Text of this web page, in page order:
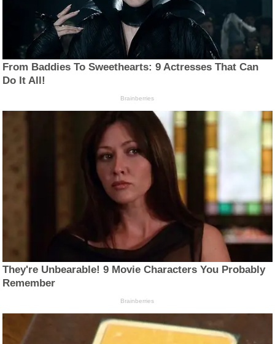
From Baddies To Sweethearts: 9 Actresses That Can
Do It All!
Brainberries
They're Unbearable! 9 Movie Characters You Probably
Remember
Brainberries